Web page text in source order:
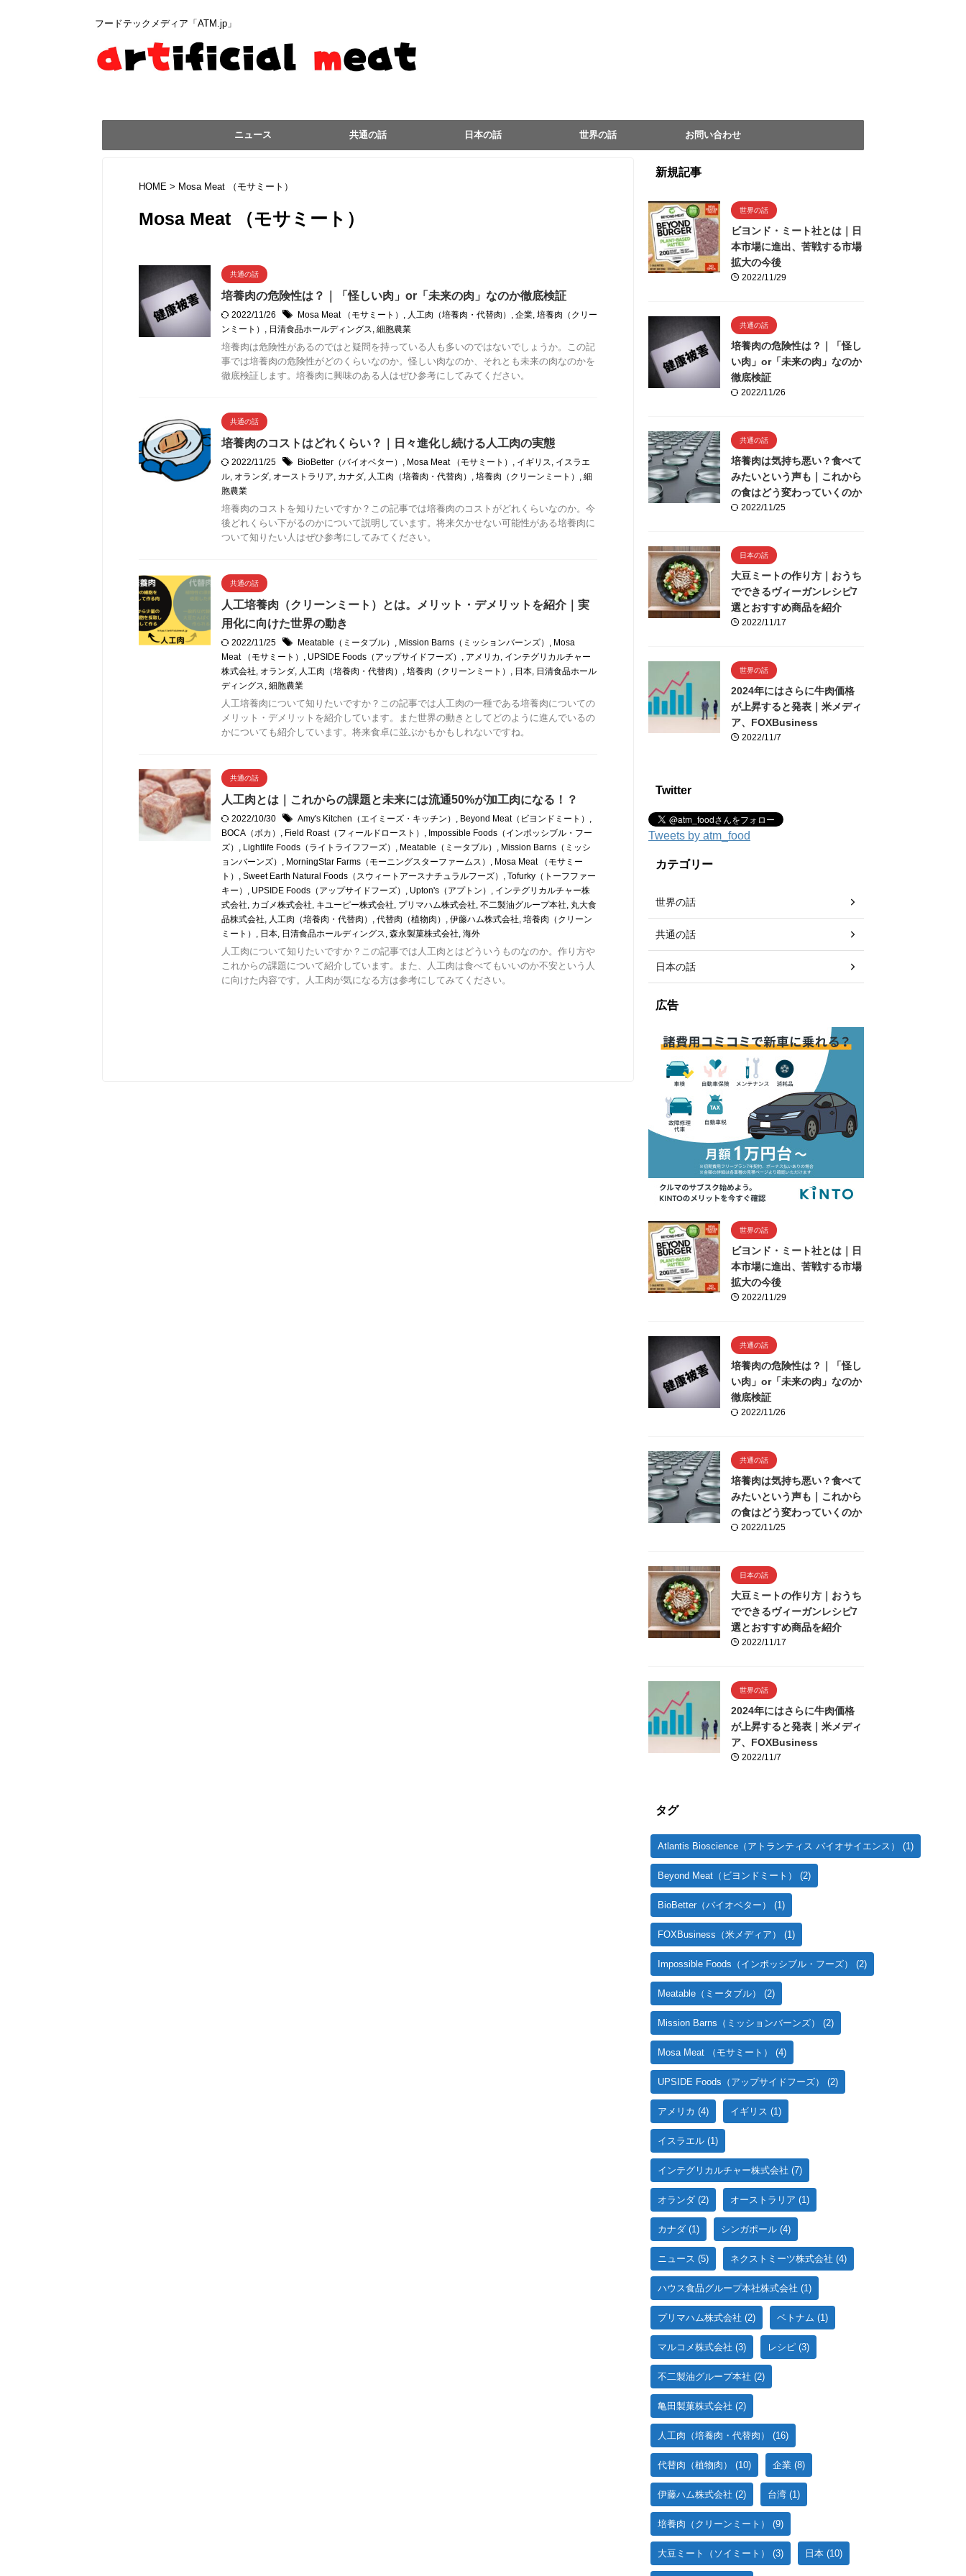
フードテックメディア「ATM.jp」
ニュース 共通の話 日本の話 世界の話 お問い合わせ
HOME > Mosa Meat （モサミート）
Mosa Meat （モサミート）
共通の話
培養肉の危険性は？｜「怪しい肉」or「未来の肉」なのか徹底検証
2022/11/26 Mosa Meat （モサミート） , 人工肉（培養肉・代替肉） , 企業, 培養肉（クリー
ンミート） , 日清食品ホールディングス, 細胞農業
培養肉は危険性があるのではと疑問を持っている人も多いのではないでしょうか。この記
事では培養肉の危険性がどのくらいなのか。怪しい肉なのか、それとも未来の肉なのかを
徹底検証します。培養肉に興味のある人はぜひ参考にしてみてください。
共通の話
培養肉のコストはどれくらい？｜日々進化し続ける人工肉の実態
2022/11/25 BioBetter（バイオベター） , Mosa Meat （モサミート） , イギリス, イスラエ
ル, オランダ, オーストラリア, カナダ, 人工肉（培養肉・代替肉） , 培養肉（クリーンミート） , 細
胞農業
培養肉のコストを知りたいですか？この記事では培養肉のコストがどれくらいなのか。今
後どれくらい下がるのかについて説明しています。将来欠かせない可能性がある培養肉に
ついて知りたい人はぜひ参考にしてみてください。
共通の話
人工培養肉（クリーンミート）とは。メリット・デメリットを紹介｜実
用化に向けた世界の動き
2022/11/25 Meatable（ミータブル） , Mission Barns（ミッションバーンズ） , Mosa
Meat （モサミート） , UPSIDE Foods（アップサイドフーズ） , アメリカ , インテグリカルチャー
株式会社, オランダ, 人工肉（培養肉・代替肉） , 培養肉（クリーンミート） , 日本, 日清食品ホール
ディングス, 細胞農業
人工培養肉について知りたいですか？この記事では人工肉の一種である培養肉についての
メリット・デメリットを紹介しています。また世界の動きとしてどのように進んでいるの
かについても紹介しています。将来食卓に並ぶかもかもしれないですね。
共通の話
人工肉とは｜これからの課題と未来には流通50%が加工肉になる！？
2022/10/30 Amy's Kitchen（エイミーズ・キッチン） , Beyond Meat（ビヨンドミート） ,
BOCA（ボカ） , Field Roast（フィールドロースト） , Impossible Foods（インポッシブル・フー
ズ） , Lightlife Foods（ライトライフフーズ） , Meatable（ミータブル） , Mission Barns（ミッシ
ョンバーンズ） , MorningStar Farms（モーニングスターファームス） , Mosa Meat （モサミー
ト） , Sweet Earth Natural Foods（スウィートアースナチュラルフーズ） , Tofurky（トーフファー
キー） , UPSIDE Foods（アップサイドフーズ） , Upton's（アプトン） , インテグリカルチャー株
式会社, カゴメ株式会社, キユーピー株式会社, プリマハム株式会社, 不二製油グループ本社, 丸大食
品株式会社, 人工肉（培養肉・代替肉） , 代替肉（植物肉） , 伊藤ハム株式会社, 培養肉（クリーン
ミート） , 日本, 日清食品ホールディングス, 森永製菓株式会社, 海外
人工肉について知りたいですか？この記事では人工肉とはどういうものなのか。作り方や
これからの課題について紹介しています。また、人工肉は食べてもいいのか不安という人
に向けた内容です。人工肉が気になる方は参考にしてみてください。
新規記事
世界の話
ビヨンド・ミート社とは｜日
本市場に進出、苦戦する市場
拡大の今後
2022/11/29
共通の話
培養肉の危険性は？｜「怪し
い肉」or「未来の肉」なのか
徹底検証
2022/11/26
共通の話
培養肉は気持ち悪い？食べて
みたいという声も｜これから
の食はどう変わっていくのか
2022/11/25
日本の話
大豆ミートの作り方｜おうち
でできるヴィーガンレシピ7
選とおすすめ商品を紹介
2022/11/17
世界の話
2024年にはさらに牛肉価格
が上昇すると発表｜米メディ
ア、FOXBusiness
2022/11/7
Twitter
Tweets by atm_food
カテゴリー
世界の話
共通の話
日本の話
広告
世界の話
ビヨンド・ミート社とは｜日
本市場に進出、苦戦する市場
拡大の今後
2022/11/29
共通の話
培養肉の危険性は？｜「怪し
い肉」or「未来の肉」なのか
徹底検証
2022/11/26
共通の話
培養肉は気持ち悪い？食べて
みたいという声も｜これから
の食はどう変わっていくのか
2022/11/25
日本の話
大豆ミートの作り方｜おうち
でできるヴィーガンレシピ7
選とおすすめ商品を紹介
2022/11/17
世界の話
2024年にはさらに牛肉価格
が上昇すると発表｜米メディ
ア、FOXBusiness
2022/11/7
タグ
Atlantis Bioscience（アトランティス バイオサイエンス） (1)
Beyond Meat（ビヨンドミート） (2)
BioBetter（バイオベター） (1)
FOXBusiness（米メディア） (1)
Impossible Foods（インポッシブル・フーズ） (2)
Meatable（ミータブル） (2)
Mission Barns（ミッションバーンズ） (2)
Mosa Meat （モサミート） (4)
UPSIDE Foods（アップサイドフーズ） (2)
アメリカ (4) イギリス (1)
イスラエル (1)
インテグリカルチャー株式会社 (7)
オランダ (2) オーストラリア (1)
カナダ (1) シンガポール (4)
ニュース (5) ネクストミーツ株式会社 (4)
ハウス食品グループ本社株式会社 (1)
プリマハム株式会社 (2) ベトナム (1)
マルコメ株式会社 (3) レシピ (3)
不二製油グループ本社 (2)
亀田製菓株式会社 (2)
人工肉（培養肉・代替肉） (16)
代替肉（植物肉） (10) 企業 (8)
伊藤ハム株式会社 (2) 台湾 (1)
培養肉（クリーンミート） (9)
大豆ミート（ソイミート） (3) 日本 (10)